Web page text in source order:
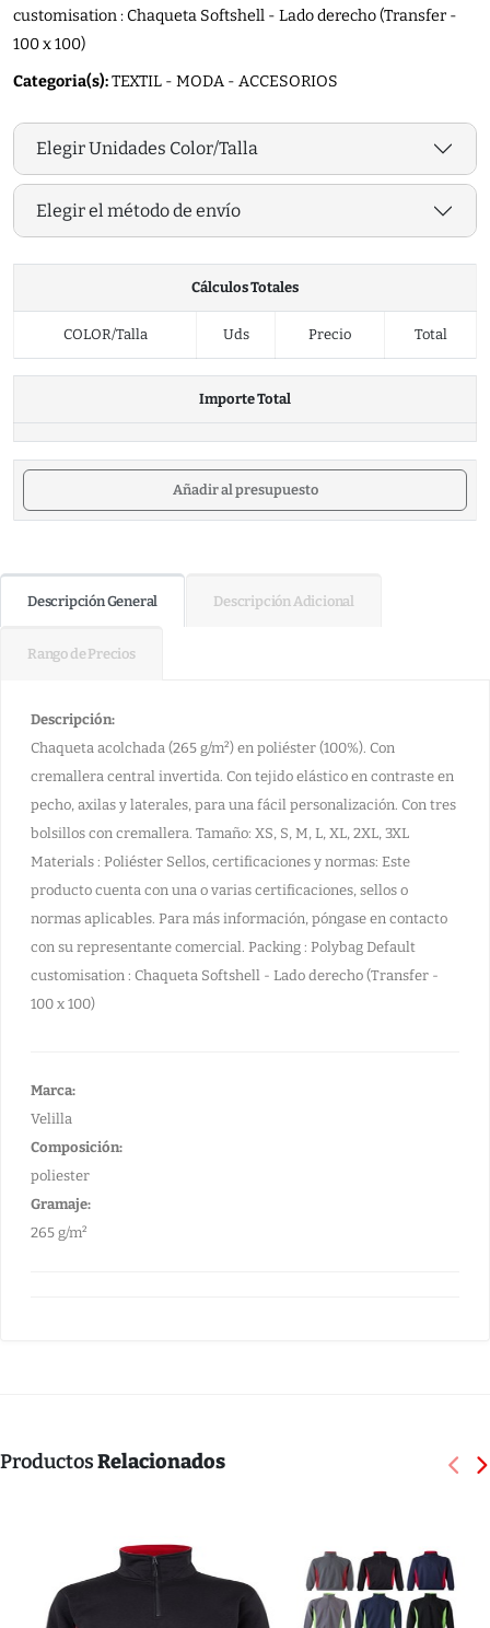
customisation : Chaqueta Softshell - Lado derecho (Transfer -
100 x 100)
Categoria(s):TEXTIL - MODA - ACCESORIOS
Elegir Unidades Color/Talla
Elegir el método de envío
Cálculos Totales
COLOR/Talla Uds Precio Total
Importe Total
Añadir al presupuesto
Descripción General Descripción Adicional
Rango de Precios
Descripción:
Chaqueta acolchada (265 g/m²) en poliéster (100%). Con
cremallera central invertida. Con tejido elástico en contraste en
pecho, axilas y laterales, para una fácil personalización. Con tres
bolsillos con cremallera. Tamaño: XS, S, M, L, XL, 2XL, 3XL
Materials : Poliéster Sellos, certificaciones y normas: Este
producto cuenta con una o varias certificaciones, sellos o
normas aplicables. Para más información, póngase en contacto
con su representante comercial. Packing : Polybag Default
customisation : Chaqueta Softshell - Lado derecho (Transfer -
100 x 100)
Marca:
Velilla
Composición:
poliester
Gramaje:
265 g/m²
ProductosRelacionados